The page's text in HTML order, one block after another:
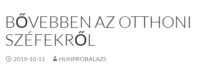
BŐVEBBEN AZ OTTHONI
SZÉFEKRŐL
2019-10-11 HUNPROBALAZS